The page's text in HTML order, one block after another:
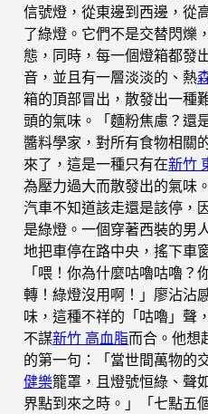
信號燈，從東邊到西邊，從
了綠燈。它們不是交替閃爍
態，同時，每一個燈箱都發
音，並且有一層淡淡的、熱
箱的頂部冒出，散發出一
頭的氣味。「麵粉焦慮？還
醬料學家，對所有食物相關
來了，這是一種只有在新竹
為壓力過大而散發出的氣味
汽車不知道該走還是該停，
是綠燈。一個穿著西裝的男
地把車停在路中央，搖下車
「喂！你為什麼咕嚕咕嚕
轉！綠燈沒用啊！」廖沾沾
味，這種不祥的「咕嚕」聲
不謀新竹 高血脂而合。他想
的第一句：「當世間萬物的
健樂籠罩，且燈號恒綠、聲
界點到來之時。」「七點五